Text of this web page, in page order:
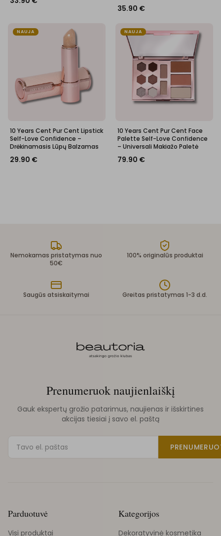
35.90 €
NAUJA
10 Years Cent Pur Cent Lipstick
Self-Love Confidence –
Drėkinamasis Lūpų Balzamas
29.90 €
NAUJA
10 Years Cent Pur Cent Face
Palette Self-Love Confidence
– Universali Makiažo Paletė
79.90 €
Nemokamas pristatymas nuo
50€
100% originalūs produktai
Saugūs atsiskaitymai Greitas pristatymas 1-3 d.d.
Prenumeruok naujienlaiškį
Gauk ekspertų grožio patarimus, naujienas ir išskirtines
akcijas tiesiai į savo el. paštą
Parduotuvė
Visi produktai
Kategorijos
Dekoratyvinė kosmetika